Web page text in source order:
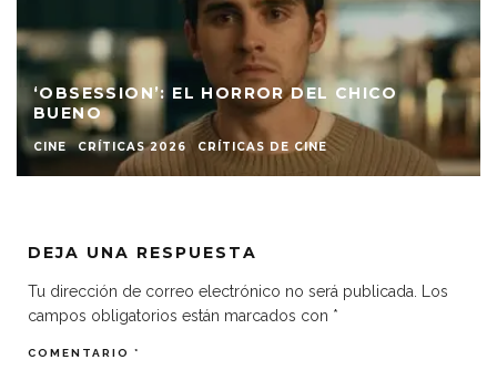
‘OBSESSION’: EL HORROR DEL CHICO
BUENO
CINE CRÍTICAS 2026 CRÍTICAS DE CINE
DEJA UNA RESPUESTA
Tu dirección de correo electrónico no será publicada.
Los
campos obligatorios están marcados con *
COMENTARIO *